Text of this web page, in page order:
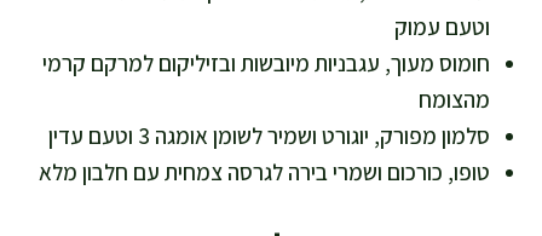
וטעם עמוק
חומוס מעוך, עגבניות מיובשות ובזיליקום למרקם קרמי
מהצומח
סלמון מפורק, יוגורט ושמיר לשומן אומגה 3 וטעם עדין
טופו, כורכום ושמרי בירה לגרסה צמחית עם חלבון מלא